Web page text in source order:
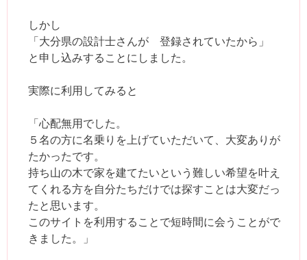
しかし
「大分県の設計士さんが 登録されていたから」
と申し込みすることにしました。
実際に利用してみると
「心配無用でした。
５名の方に名乗りを上げていただいて、大変ありが
たかったです。
持ち山の木で家を建てたいという難しい希望を叶え
てくれる方を自分たちだけでは探すことは大変だっ
たと思います。
このサイトを利用することで短時間に会うことがで
きました。」